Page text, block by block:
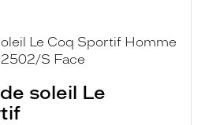
soleil Le